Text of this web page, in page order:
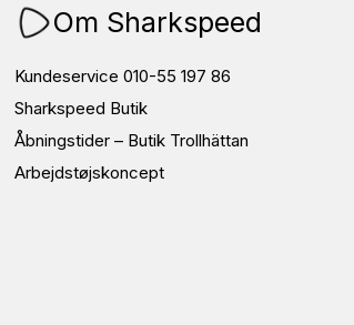
Om Sharkspeed
Kundeservice 010-55 197 86
Sharkspeed Butik
Åbningstider – Butik Trollhättan
Arbejdstøjskoncept